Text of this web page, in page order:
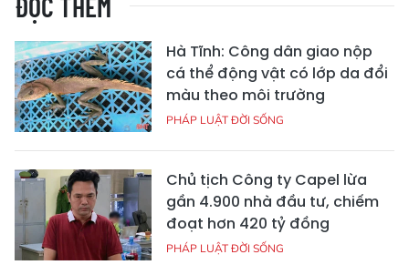
Hà Tĩnh: Công dân giao nộp
cá thể động vật có lớp da đổi
màu theo môi trường
PHÁP LUẬT ĐỜI SỐNG
Chủ tịch Công ty Capel lừa
gần 4.900 nhà đầu tư, chiếm
đoạt hơn 420 tỷ đồng
PHÁP LUẬT ĐỜI SỐNG